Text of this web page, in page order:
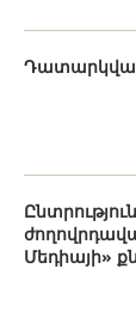
Դատարկված
Մեդիայի»